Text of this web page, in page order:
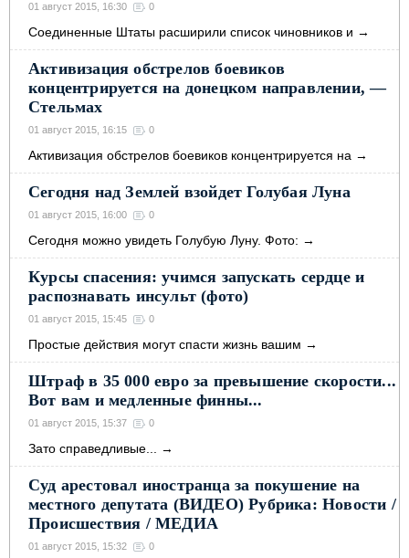
01 август 2015, 16:30 0
Соединенные Штаты расширили список чиновников и →
Активизация обстрелов боевиков
концентрируется на донецком направлении, —
Стельмах
01 август 2015, 16:15 0
Активизация обстрелов боевиков концентрируется на →
Сегодня над Землей взойдет Голубая Луна
01 август 2015, 16:00 0
Сегодня можно увидеть Голубую Луну. Фото: →
Курсы спасения: учимся запускать сердце и
распознавать инсульт (фото)
01 август 2015, 15:45 0
Простые действия могут спасти жизнь вашим →
Штраф в 35 000 евро за превышение скорости...
Вот вам и медленные финны...
01 август 2015, 15:37 0
Зато справедливые... →
Суд арестовал иностранца за покушение на
местного депутата (ВИДЕО) Рубрика: Новости /
Происшествия / МЕДИА
01 август 2015, 15:32 0